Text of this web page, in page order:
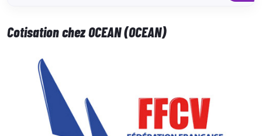
Cotisation chez OCEAN (OCEAN)